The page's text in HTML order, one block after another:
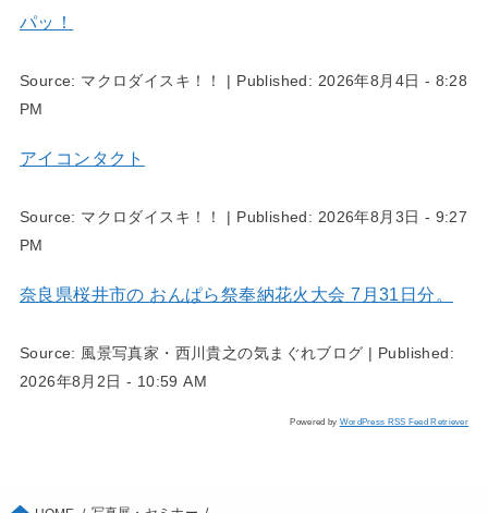
パッ！
Source: マクロダイスキ！！ | Published: 2026年8月4日 - 8:28
PM
アイコンタクト
Source: マクロダイスキ！！ | Published: 2026年8月3日 - 9:27
PM
奈良県桜井市の おんぱら祭奉納花火大会 7月31日分。
Source: 風景写真家・西川貴之の気まぐれブログ | Published:
2026年8月2日 - 10:59 AM
Powered by WordPress RSS Feed Retriever